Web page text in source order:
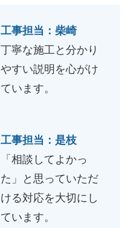
工事担当：柴崎
丁寧な施工と分かり
やすい説明を心がけ
ています。
工事担当：是枝
「相談してよかっ
た」と思っていただ
ける対応を大切にし
ています。